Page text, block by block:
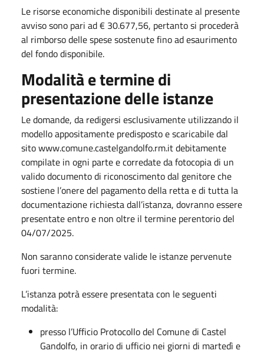
Le risorse economiche disponibili destinate al presente
avviso sono pari ad € 30.677,56, pertanto si procederà
al rimborso delle spese sostenute fino ad esaurimento
del fondo disponibile.
Modalità e termine di
presentazione delle istanze
Le domande, da redigersi esclusivamente utilizzando il
modello appositamente predisposto e scaricabile dal
sito www.comune.castelgandolfo.rm.it debitamente
compilate in ogni parte e corredate da fotocopia di un
valido documento di riconoscimento dal genitore che
sostiene l’onere del pagamento della retta e di tutta la
documentazione richiesta dall’istanza, dovranno essere
presentate entro e non oltre il termine perentorio del
04/07/2025.
Non saranno considerate valide le istanze pervenute
fuori termine.
L’istanza potrà essere presentata con le seguenti
modalità:
presso l’Ufficio Protocollo del Comune di Castel
Gandolfo, in orario di ufficio nei giorni di martedì e